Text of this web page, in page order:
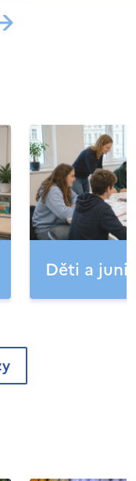
Děti a